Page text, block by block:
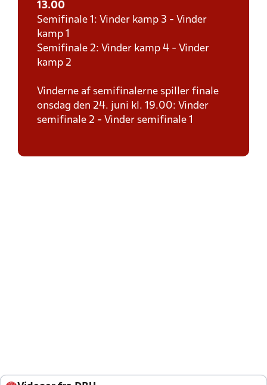
13.00
Semifinale 1: Vinder kamp 3 - Vinder
kamp 1
Semifinale 2: Vinder kamp 4 - Vinder
kamp 2
Vinderne af semifinalerne spiller finale
onsdag den 24. juni kl. 19.00: Vinder
semifinale 2 - Vinder semifinale 1